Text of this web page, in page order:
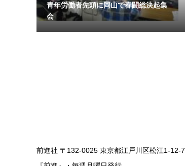
青年労働者先頭に岡山で春闘総決起集
会
前進社 〒132-0025 東京都江戸川区松江1-12-7